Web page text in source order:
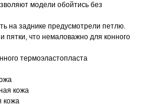
модели обойтись без
на заднике предусмотрели петлю.
что немаловажно для конного
термоэластопласта
кожа
кожа